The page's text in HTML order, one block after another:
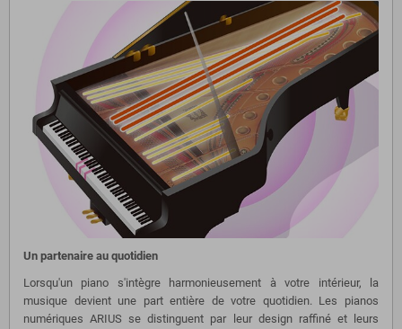
Un partenaire au quotidien
Lorsqu'un piano s'intègre harmonieusement à votre intérieur, la
musique devient une part entière de votre quotidien. Les pianos
numériques ARIUS se distinguent par leur design raffiné et leurs